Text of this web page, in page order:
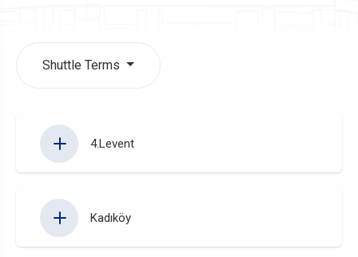
Shuttle Terms
4.Levent
Kadıköy